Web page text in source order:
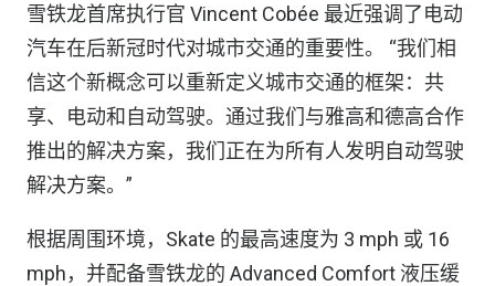
雪铁龙首席执行官 Vincent Cobée 最近强调了电动
汽车在后新冠时代对城市交通的重要性。 “我们相
信这个新概念可以重新定义城市交通的框架：共
享、电动和自动驾驶。通过我们与雅高和德高合作
推出的解决方案，我们正在为所有人发明自动驾驶
解决方案。”
根据周围环境，Skate 的最高速度为 3 mph 或 16
mph，并配备雪铁龙的 Advanced Comfort 液压缓